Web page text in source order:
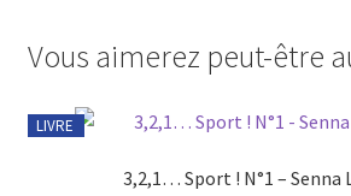
Vous aimerez peut-être
LIVRE
3,2,1… Sport ! N°1 – Senna